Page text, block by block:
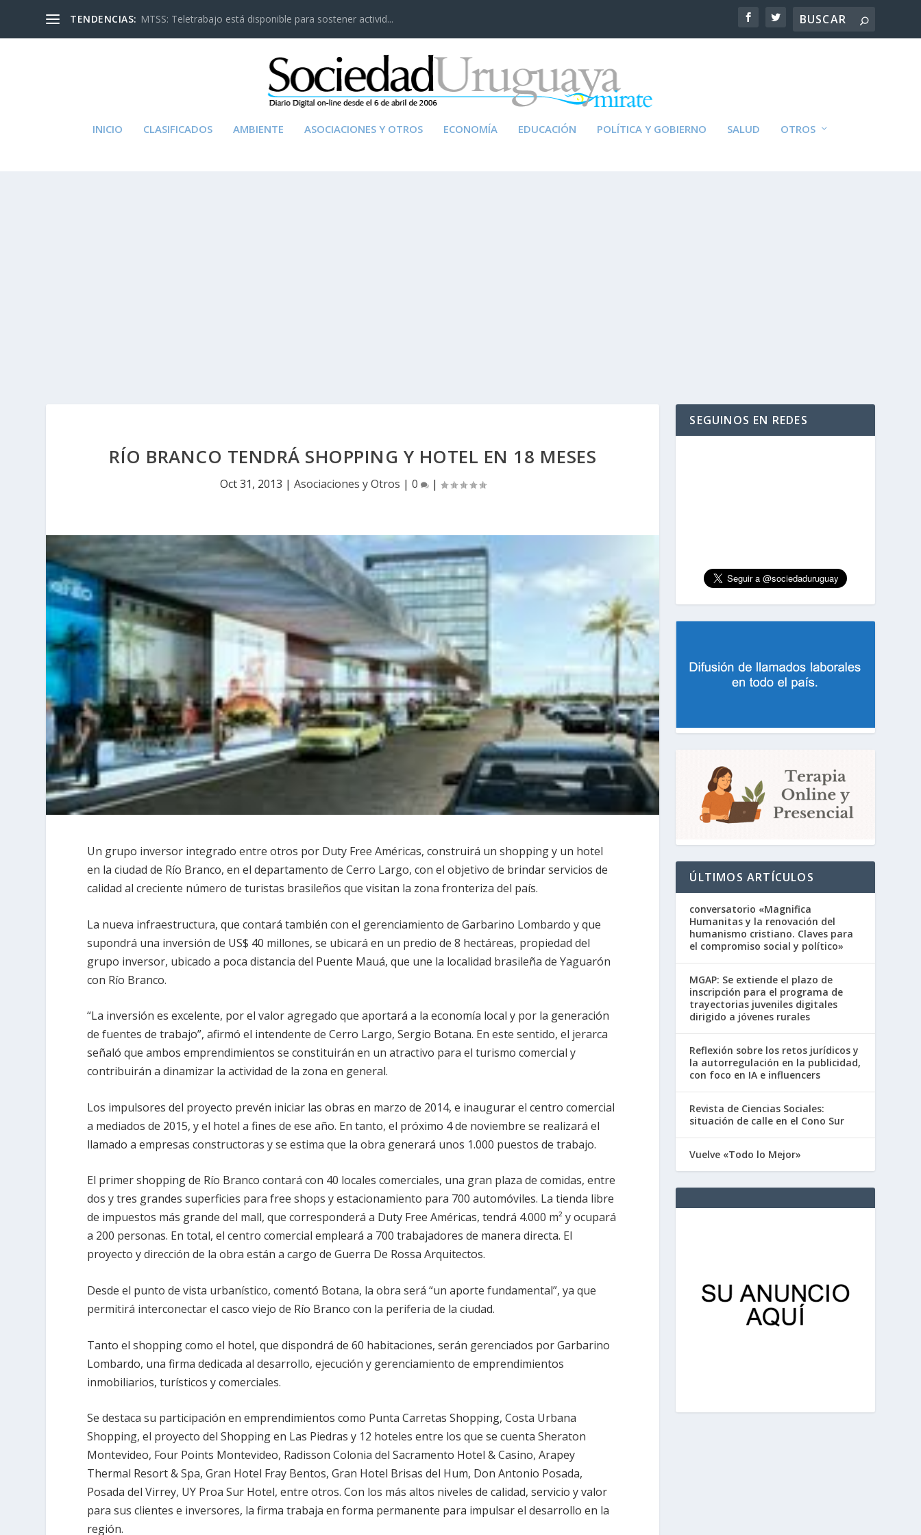
TENDENCIAS: MTSS: Teletrabajo está disponible para sostener activid...
INICIO CLASIFICADOS AMBIENTE ASOCIACIONES Y OTROS ECONOMÍA EDUCACIÓN POLÍTICA Y GOBIERNO SALUD OTROS
RÍO BRANCO TENDRÁ SHOPPING Y HOTEL EN 18 MESES
Oct 31, 2013 | Asociaciones y Otros | 0 |
Un grupo inversor integrado entre otros por Duty Free Américas, construirá un shopping y un hotel
en la ciudad de Río Branco, en el departamento de Cerro Largo, con el objetivo de brindar servicios de
calidad al creciente número de turistas brasileños que visitan la zona fronteriza del país.
La nueva infraestructura, que contará también con el gerenciamiento de Garbarino Lombardo y que
supondrá una inversión de US$ 40 millones, se ubicará en un predio de 8 hectáreas, propiedad del
grupo inversor, ubicado a poca distancia del Puente Mauá, que une la localidad brasileña de Yaguarón
con Río Branco.
“La inversión es excelente, por el valor agregado que aportará a la economía local y por la generación
de fuentes de trabajo”, afirmó el intendente de Cerro Largo, Sergio Botana. En este sentido, el jerarca
señaló que ambos emprendimientos se constituirán en un atractivo para el turismo comercial y
contribuirán a dinamizar la actividad de la zona en general.
Los impulsores del proyecto prevén iniciar las obras en marzo de 2014, e inaugurar el centro comercial
a mediados de 2015, y el hotel a fines de ese año. En tanto, el próximo 4 de noviembre se realizará el
llamado a empresas constructoras y se estima que la obra generará unos 1.000 puestos de trabajo.
El primer shopping de Río Branco contará con 40 locales comerciales, una gran plaza de comidas, entre
dos y tres grandes superficies para free shops y estacionamiento para 700 automóviles. La tienda libre
de impuestos más grande del mall, que corresponderá a Duty Free Américas, tendrá 4.000 m² y ocupará
a 200 personas. En total, el centro comercial empleará a 700 trabajadores de manera directa. El
proyecto y dirección de la obra están a cargo de Guerra De Rossa Arquitectos.
Desde el punto de vista urbanístico, comentó Botana, la obra será “un aporte fundamental”, ya que
permitirá interconectar el casco viejo de Río Branco con la periferia de la ciudad.
Tanto el shopping como el hotel, que dispondrá de 60 habitaciones, serán gerenciados por Garbarino
Lombardo, una firma dedicada al desarrollo, ejecución y gerenciamiento de emprendimientos
inmobiliarios, turísticos y comerciales.
Se destaca su participación en emprendimientos como Punta Carretas Shopping, Costa Urbana
Shopping, el proyecto del Shopping en Las Piedras y 12 hoteles entre los que se cuenta Sheraton
Montevideo, Four Points Montevideo, Radisson Colonia del Sacramento Hotel & Casino, Arapey
Thermal Resort & Spa, Gran Hotel Fray Bentos, Gran Hotel Brisas del Hum, Don Antonio Posada,
Posada del Virrey, UY Proa Sur Hotel, entre otros. Con los más altos niveles de calidad, servicio y valor
para sus clientes e inversores, la firma trabaja en forma permanente para impulsar el desarrollo en la
región.
SEGUINOS EN REDES
ÚLTIMOS ARTÍCULOS
conversatorio «Magnifica
Humanitas y la renovación del
humanismo cristiano. Claves para
el compromiso social y político»
MGAP: Se extiende el plazo de
inscripción para el programa de
trayectorias juveniles digitales
dirigido a jóvenes rurales
Reflexión sobre los retos jurídicos y
la autorregulación en la publicidad,
con foco en IA e influencers
Revista de Ciencias Sociales:
situación de calle en el Cono Sur
Vuelve «Todo lo Mejor»